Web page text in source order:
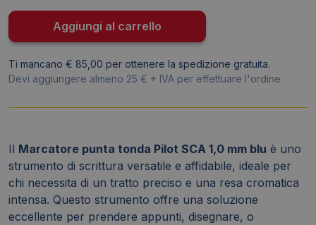
tonda
-
mm
002410
Aggiungi al carrello
Ti mancano € 85,00 per ottenere la spedizione gratuita.
Devi aggiungere almeno 25 € + IVA per effettuare l'ordine
Il Marcatore punta tonda Pilot SCA 1,0 mm blu è uno
strumento di scrittura versatile e affidabile, ideale per
chi necessita di un tratto preciso e una resa cromatica
intensa. Questo strumento offre una soluzione
eccellente per prendere appunti, disegnare, o